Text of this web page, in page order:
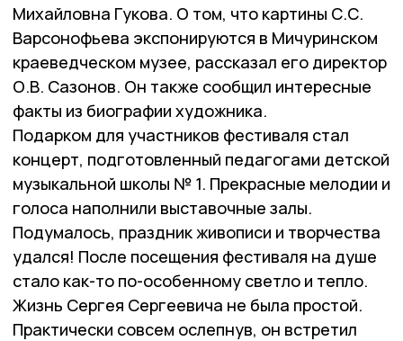
Михайловна Гукова. О том, что картины С.С.
Варсонофьева экспонируются в Мичуринском
краеведческом музее, рассказал его директор
О.В. Сазонов. Он также сообщил интересные
факты из биографии художника.
Подарком для участников фестиваля стал
концерт, подготовленный педагогами детской
музыкальной школы № 1. Прекрасные мелодии и
голоса наполнили выставочные залы.
Подумалось, праздник живописи и творчества
удался! После посещения фестиваля на душе
стало как-то по-особенному светло и тепло.
Жизнь Сергея Сергеевича не была простой.
Практически совсем ослепнув, он встретил